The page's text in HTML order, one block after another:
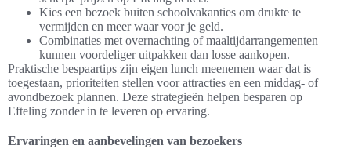
Kies een bezoek buiten schoolvakanties om drukte te
vermijden en meer waar voor je geld.
Combinaties met overnachting of maaltijdarrangementen
kunnen voordeliger uitpakken dan losse aankopen.
Praktische bespaartips zijn eigen lunch meenemen waar dat is
toegestaan, prioriteiten stellen voor attracties en een middag- of
avondbezoek plannen. Deze strategieën helpen besparen op
Efteling zonder in te leveren op ervaring.
Ervaringen en aanbevelingen van bezoekers